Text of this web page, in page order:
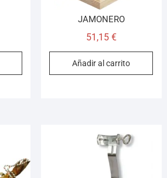
JAMONERO
51,15 €
Añadir al carrito